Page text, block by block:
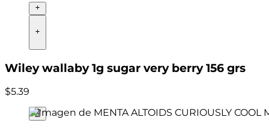
Wiley wallaby 1g sugar very berry 156 grs
$5.39